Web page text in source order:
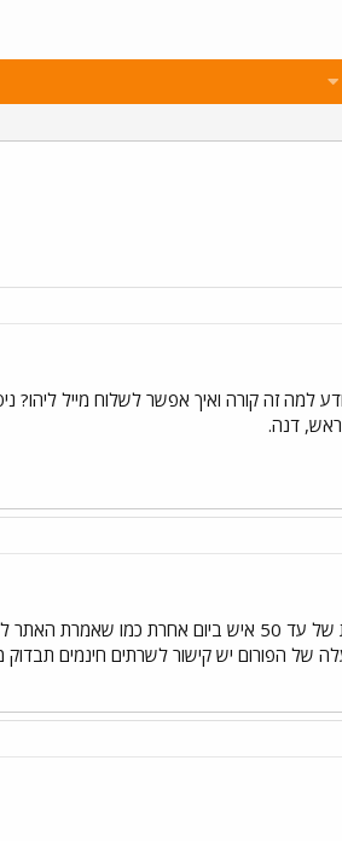
למה זה קורה ואיך אפשר לשלוח מייל ליהו?
דנה.
האתר מזמן לא שמיש! הוא מיועד לדעתי לאתרים עם כניסות